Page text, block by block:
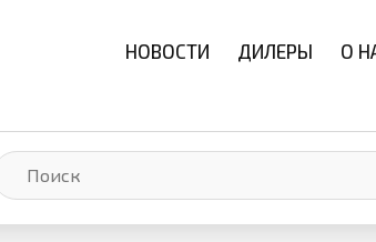
НОВОСТИ ДИЛЕРЫ О